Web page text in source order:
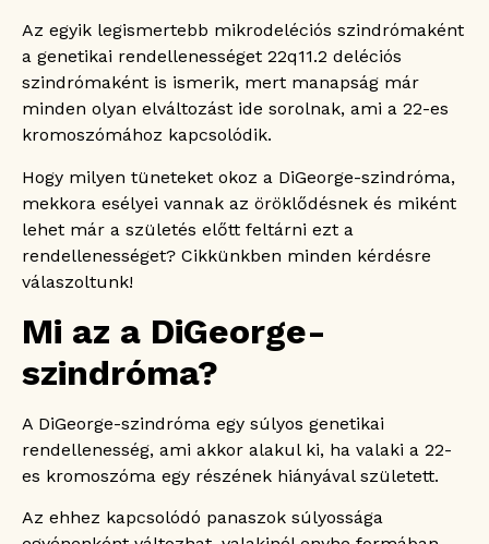
A DiGeorge-szindróma diagnózisa a születés
előtt
A DiGeorge-szindróma diagnózisa a
A DiGeorge-szindróma kezelése
A DiGeorge-szindróma kilátásai
Gyakran ismételt kérdések
Milyen gyakori a DiGeorge-szindróma?
Mennyire befolyásolja a várható
élettartamot a DiGeorge-szindróma?
Megelőzhető a DiGeorge-szindróma?
szindrómát diagnosztizálnak?
Milyen szakágak vesznek részt a DiGeorge-
szindróma kezelésében?
diagnózisa?
Genetikai ultrahanggal is felismerhető a
DiGeorge-szindróma?
Vállalhat gyermeket egy DiGeorge-
Okozhat korai elhalálozást a DiGeorge-
Az egyik legismertebb mikrodeléciós szindrómaként
a genetikai rendellenességet 22q11.2 deléciós
szindrómaként is ismerik, mert manapság már
minden olyan elváltozást ide sorolnak, ami a 22-es
kromoszómához kapcsolódik.
Hogy milyen tüneteket okoz a DiGeorge-szindróma,
mekkora esélyei vannak az öröklődésnek és miként
lehet már a születés előtt feltárni ezt a
rendellenességet? Cikkünkben minden kérdésre
válaszoltunk!
Mi az a DiGeorge-
szindróma?
A DiGeorge-szindróma egy súlyos genetikai
rendellenesség, ami akkor alakul ki, ha valaki a 22-
es kromoszóma egy részének hiányával született.
Az ehhez kapcsolódó panaszok súlyossága